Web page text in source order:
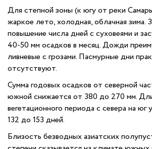
Для степной зоны (к югу от реки
жаркое лето, холодная, облачная зима.
повышение числа дней с суховеями и
40-50 мм осадков в месяц. Дожди
ливневые с грозами. Пасмурные дни
отсутствуют.
Сумма годовых осадков от северной
южной снижается от 380 до 270 мм.
вегетационного периода с севера на юг
132 до 153 дней.
Близость безводных азиатских